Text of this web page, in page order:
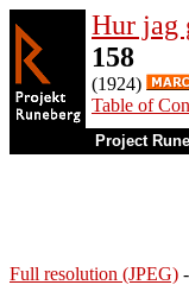
Hur jag
158
(1924)
Table of
Project
Full resolution (JPEG) -